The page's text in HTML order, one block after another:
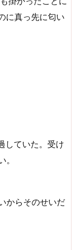
に真っ先に匂い
していた。受け
からそのせいだ